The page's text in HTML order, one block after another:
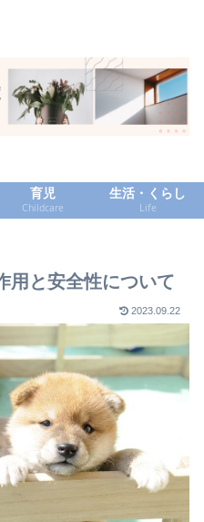
育児
Childcare
生活・くらし
Life
用と安全性について
2023.09.22